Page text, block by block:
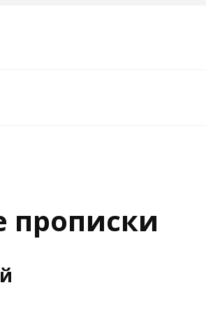
прописки